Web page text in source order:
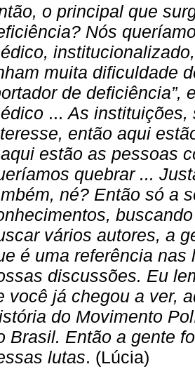
o principal que
Nós
muita dificuldade
de deficiência”,
...As instituições,
então aqui
estão as pessoas
quebrar ...
né? Então só a
vários autores, a
é uma referência nas
discussões. Eu
você já chegou a ver,
do Movimento
Brasil. Então a gente
lutas. (Lúcia)